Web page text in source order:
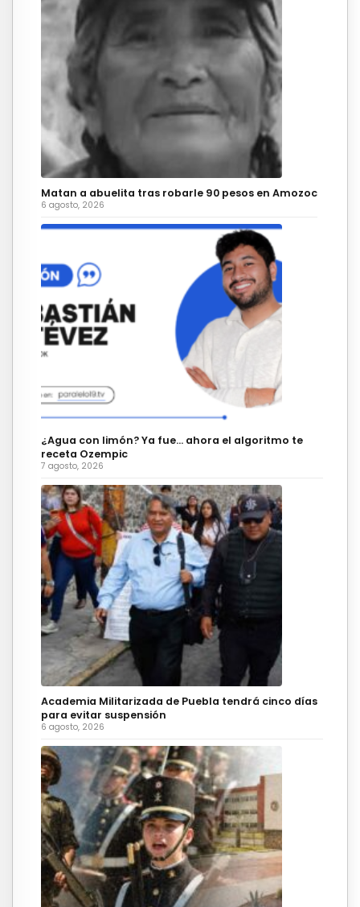
Matan a abuelita tras robarle 90 pesos en Amozoc
6 agosto, 2026
¿Agua con limón? Ya fue… ahora el algoritmo te
receta Ozempic
7 agosto, 2026
Academia Militarizada de Puebla tendrá cinco días
para evitar suspensión
6 agosto, 2026